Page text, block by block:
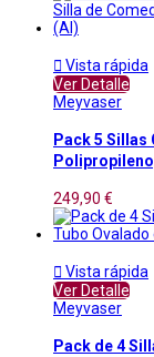
 Vista rápida
Ver Detalle
Meyvaser
Pack 5
249,90 €
 Vista rápida
Ver Detalle
Meyvaser
Pack de 4